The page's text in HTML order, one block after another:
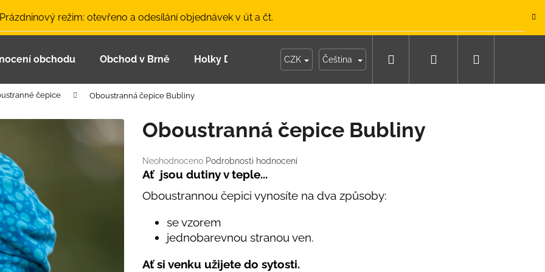
režim: otevřeno a odesílání objednávek v út a čt.
obchodu Obchod v Brně Holky Dupeťačky Moje objednávka
CZK Čeština Hledat Přihlášení
čepice Oboustranná čepice Bubliny
Průměrné
hodnocení
produktu
je
hvězdiček.
Neohodnoceno Podrobnosti hodnocení
Oboustranná čepice Bubliny
Ať jsou dutiny v teple...
Oboustrannou čepici vynosíte na dva způsoby:
se vzorem
jednobarevnou stranou ven.
Ať si venku užijete do sytosti.
Co potřebujete najít?
ČEPICE UV 30 SVĚTLE MODRÁ
BAMBUSOVÉ TRIKO NÁMOŘNICKÉ